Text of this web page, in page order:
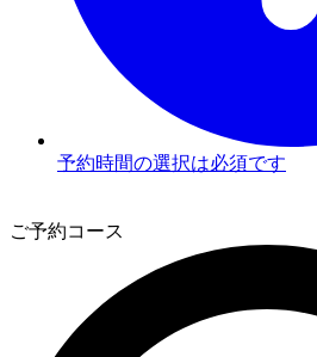
予約時間の選択は必須です
ご予約コース